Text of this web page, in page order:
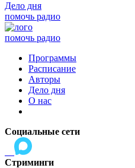
Дело дня
помочь радио
помочь радио
Программы
Расписание
Авторы
Дело дня
О нас
Социальные сети
Стриминги